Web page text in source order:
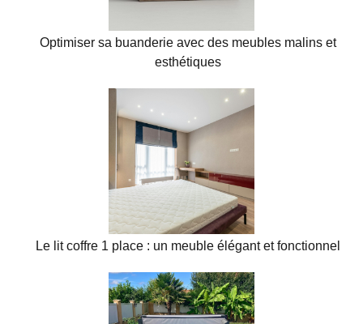
Optimiser sa buanderie avec des meubles malins et
esthétiques
Le lit coffre 1 place : un meuble élégant et fonctionnel